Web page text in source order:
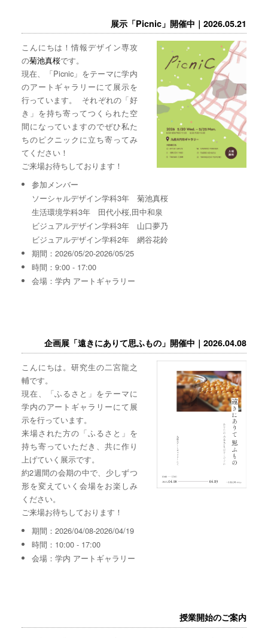
展示「Picnic」開催中｜2026.05.21
こんにちは！情報デザイン専攻
の菊池真桜です。
現在、「Picnic」をテーマに学内
のアートギャラリーにて展示を
行っています。 それぞれの「好
き」を持ち寄ってつくられた空
間になっていますのでぜひ私た
ちのピクニックに立ち寄ってみ
てください！
ご来場お待ちしております！
参加メンバー
ソーシャルデザイン学科3年 菊池真桜
生活環境学科3年 田代小桜,田中和泉
ビジュアルデザイン学科3年 山口夢乃
ビジュアルデザイン学科2年 網谷花鈴
期間：2026/05/20-2026/05/25
時間：9:00 - 17:00
会場：学内 アートギャラリー
企画展「遠きにありて思ふもの」開催中｜2026.04.08
こんにちは。研究生の二宮龍之
輔です。
現在、「ふるさと」をテーマに
学内のアートギャラリーにて展
示を行っています。
来場された方の「ふるさと」を
持ち寄っていただき、共に作り
上げていく展示です。
約2週間の会期の中で、少しずつ
形を変えていく会場をお楽しみ
ください。
ご来場お待ちしております！
期間：2026/04/08-2026/04/19
時間：10:00 - 17:00
会場：学内 アートギャラリー
授業開始のご案内